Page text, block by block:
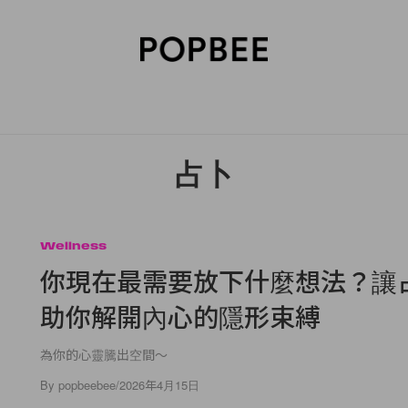
占卜
Wellness
你現在最需要放下什麼想法？讓
助你解開內心的隱形束縛
為你的心靈騰出空間～
By popbeebee/2026年4月15日